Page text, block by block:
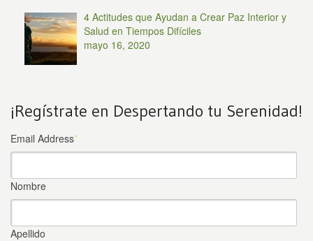
4 Actitudes que Ayudan a Crear Paz Interior y
Salud en Tiempos Difíciles
mayo 16, 2020
¡Regístrate en Despertando tu Serenidad!
Email Address*
Nombre
Apellido